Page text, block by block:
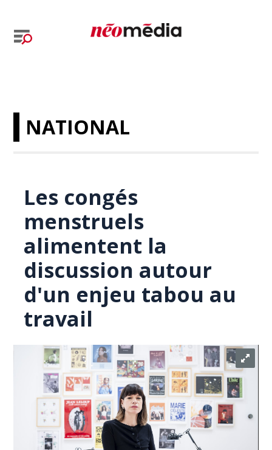
NATIONAL
Les congés
menstruels
alimentent la
discussion autour
d'un enjeu tabou au
travail